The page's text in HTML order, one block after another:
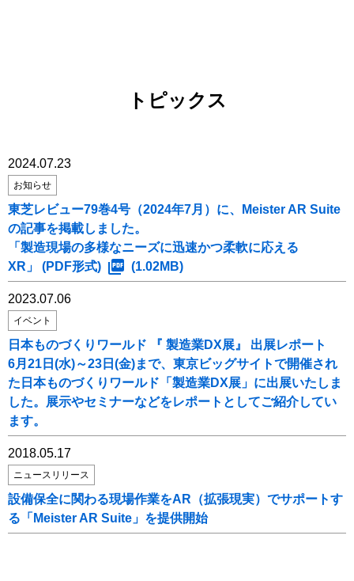
トピックス
2024.07.23
お知らせ
東芝レビュー79巻4号（2024年7月）に、Meister AR Suite
の記事を掲載しました。
「製造現場の多様なニーズに迅速かつ柔軟に応える
XR」 (PDF形式)
(1.02MB)
2023.07.06
イベント
日本ものづくりワールド 『 製造業DX展』 出展レポート
6月21日(水)～23日(金)まで、東京ビッグサイトで開催され
た日本ものづくりワールド「製造業DX展」に出展いたしま
した。展示やセミナーなどをレポートとしてご紹介してい
ます。
2018.05.17
ニュースリリース
設備保全に関わる現場作業をAR（拡張現実）でサポートす
る「Meister AR Suite」を提供開始